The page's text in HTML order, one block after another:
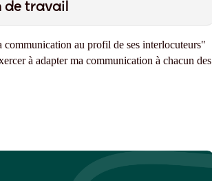
de travail
communication au profil de ses interlocuteurs"
à adapter ma communication à chacun des